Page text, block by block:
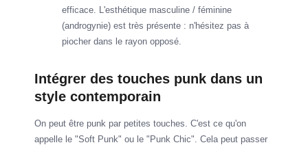
efficace. L'esthétique masculine / féminine
(androgynie) est très présente : n'hésitez pas à
piocher dans le rayon opposé.
Intégrer des touches punk dans un
style contemporain
On peut être punk par petites touches. C'est ce qu'on
appelle le "Soft Punk" ou le "Punk Chic". Cela peut passer